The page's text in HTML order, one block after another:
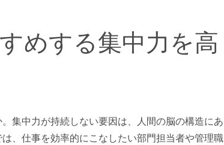
めする集中力を高
集中力が持続しない要因は、人間の脳の構造にあ
、仕事を効率的にこなしたい部門担当者や管理